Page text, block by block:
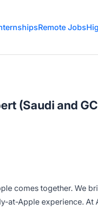
Remote Jobs
(Saudi and
comes together. We
at-Apple experience. At